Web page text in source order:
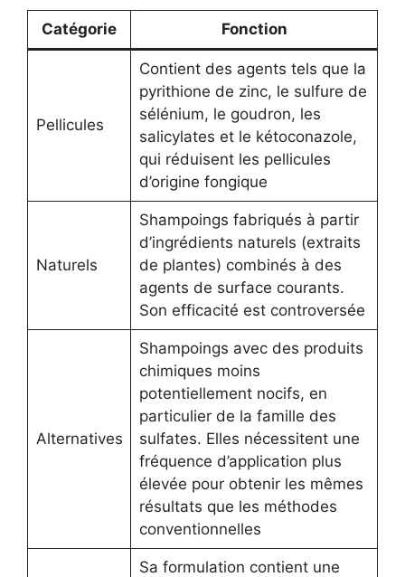
Catégorie Fonction
Pellicules
Contient des agents tels que la
pyrithione de zinc, le sulfure de
sélénium, le goudron, les
salicylates et le kétoconazole,
qui réduisent les pellicules
d’origine fongique
Naturels
Shampoings fabriqués à partir
d’ingrédients naturels (extraits
de plantes) combinés à des
agents de surface courants.
Son efficacité est controversée
Alternatives
Shampoings avec des produits
chimiques moins
potentiellement nocifs, en
particulier de la famille des
sulfates. Elles nécessitent une
fréquence d’application plus
élevée pour obtenir les mêmes
résultats que les méthodes
conventionnelles
Sa formulation contient une